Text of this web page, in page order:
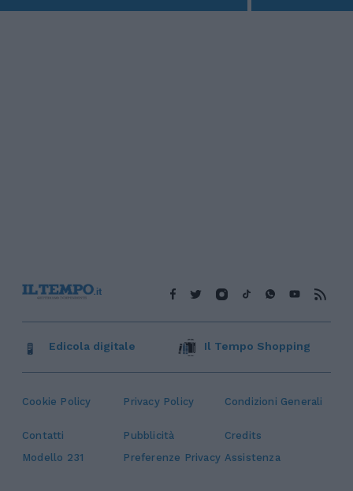
Cookie Policy Privacy Policy Condizioni Generali
Contatti Pubblicità
Credits
Modello 231
Preferenze Privacy Assistenza
Edicola digitale Il Tempo Shopping